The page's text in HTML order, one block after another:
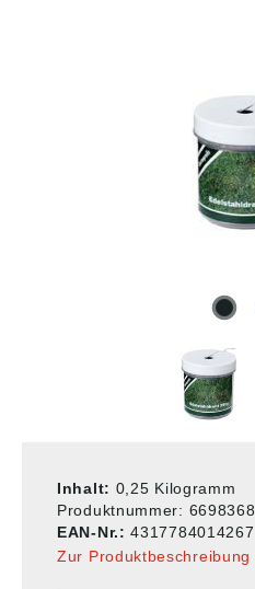
Inhalt: 0,25 Kilogramm
Produktnummer: 6698368
EAN-Nr.:4317784014267
Zur Produktbeschreibung